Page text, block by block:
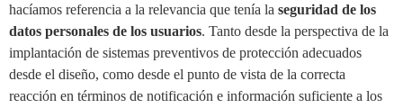
hacíamos referencia a la relevancia que tenía la seguridad de los
datos personales de los usuarios. Tanto desde la perspectiva de la
implantación de sistemas preventivos de protección adecuados
desde el diseño, como desde el punto de vista de la correcta
reacción en términos de notificación e información suficiente a los